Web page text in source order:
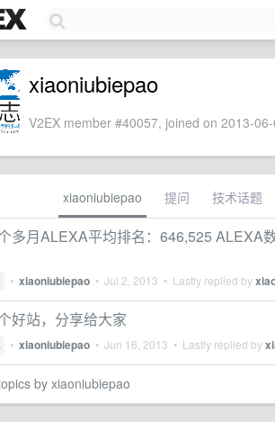
xiaoniubiepao
V2EX member #40057, joined on 2013-
xiaoniubiepao 提问 技术话题
多月ALEXA平均排名：646,525 ALEXA
• xiaoniubiepao • Jul 2, 2013 • Lastly replied by
好站，分享给大家
• xiaoniubiepao • Jun 16, 2013 • Lastly replied by
by xiaoniubiepao